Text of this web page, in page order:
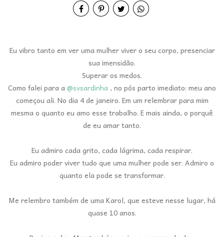
Eu vibro tanto em ver uma mulher viver o seu corpo, presenciar
sua imensidão.
Superar os medos.
Como falei para a@svsardinha , no pós parto imediato: meu ano
começou ali. No dia 4 de janeiro. Em um relembrar para mim
mesma o quanto eu amo esse trabalho. E mais ainda, o porquê
de eu amar tanto.
Eu admiro cada grito, cada lágrima, cada respirar.
Eu admiro poder viver tudo que uma mulher pode ser. Admiro o
quanto ela pode se transformar.
Me relembro também de uma Karol, que esteve nesse lugar, há
quase 10 anos.